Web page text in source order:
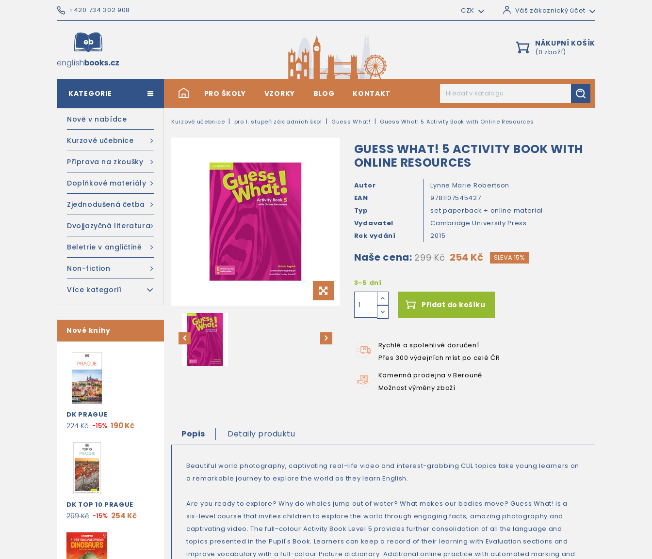
+420 734 302 908 CZK Váš zákaznický účet
NÁKUPNÍ KOŠÍK
(0 zboží)
# PRO ŠKOLY VZORKY BLOG KONTAKT
KATEGORIE
Nově v nabídce
Kurzové učebnice
Příprava na zkoušky
Doplňkové materiály
Zjednodušená četba
Dvojjazyčná literatura
Beletrie v angličtině
Non-fiction
Více kategorií
Nové knihy
DK PRAGUE
224 Kč -15% 190 Kč
DK TOP 10 PRAGUE
299 Kč -15% 254 Kč
Kurzové učebnice pro 1. stupeň základních škol Guess What! Guess What! 5 Activity Book with Online Resources
GUESS WHAT! 5 ACTIVITY BOOK WITH
ONLINE RESOURCES
Autor
Lynne Marie Robertson
EAN
9781107545427
Typ
set paperback + online material
Vydavatel
Cambridge University Press
Rok vydání
2015
Naše cena: 299 Kč 254 Kč SLEVA 15%
3-5 dní
Přidat do košíku
Rychlé a spolehlivé doručení
Přes 300 výdejních míst po celé ČR
Kamenná prodejna v Berouně
Možnost výměny zboží
Popis Detaily produktu
Beautiful world photography, captivating real-life video and interest-grabbing CLIL topics take young learners on
a remarkable journey to explore the world as they learn English.
Are you ready to explore? Why do whales jump out of water? What makes our bodies move? Guess What! is a
six-level course that invites children to explore the world through engaging facts, amazing photography and
captivating video. The full-colour Activity Book Level 5 provides further consolidation of all the language and
topics presented in the Pupil's Book. Learners can keep a record of their learning with Evaluation sections and
improve vocabulary with a full-colour Picture dictionary. Additional online practice with automated marking and